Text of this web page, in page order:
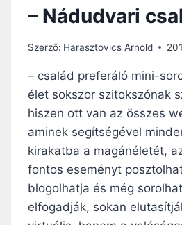
– Nádudvari
Szerző: Harasztovics Arnold
– család preferáló mini-
élet sokszor szitokszónak
hiszen ott van az összes
aminek segítségével
kirakatba a magánéletét,
fontos eseményt
blogolhatja és még
elfogadják, sokan